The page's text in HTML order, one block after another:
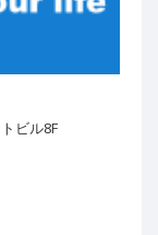
ビル8F